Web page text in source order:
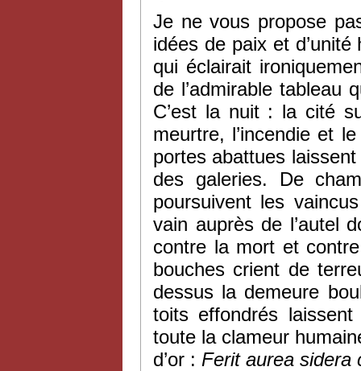
Je ne vous propose
idées de paix et d’unité
qui éclairait
de l’admirable tableau
C’est la nuit : la cité
meurtre, l’incendie et
portes abattues
des galeries. De
poursuivent les
vain auprès de l’autel
contre la mort et
bouches crient de
dessus la demeure
toits effondrés
toute la clameur
d’or : Ferit aurea sidera